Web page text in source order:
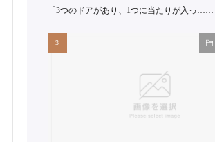
「3つのドアがあり、1つに当たりが入っ……